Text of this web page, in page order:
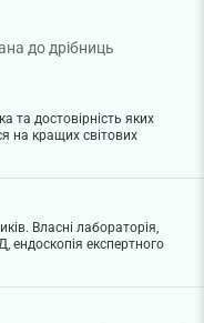
до дрібниць
та достовірність яких
на кращих світових
Власні лабораторія,
ендоскопія експертного